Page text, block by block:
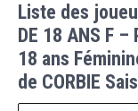
Liste des
DE 18 ANS F –
18 ans
de CORBIE